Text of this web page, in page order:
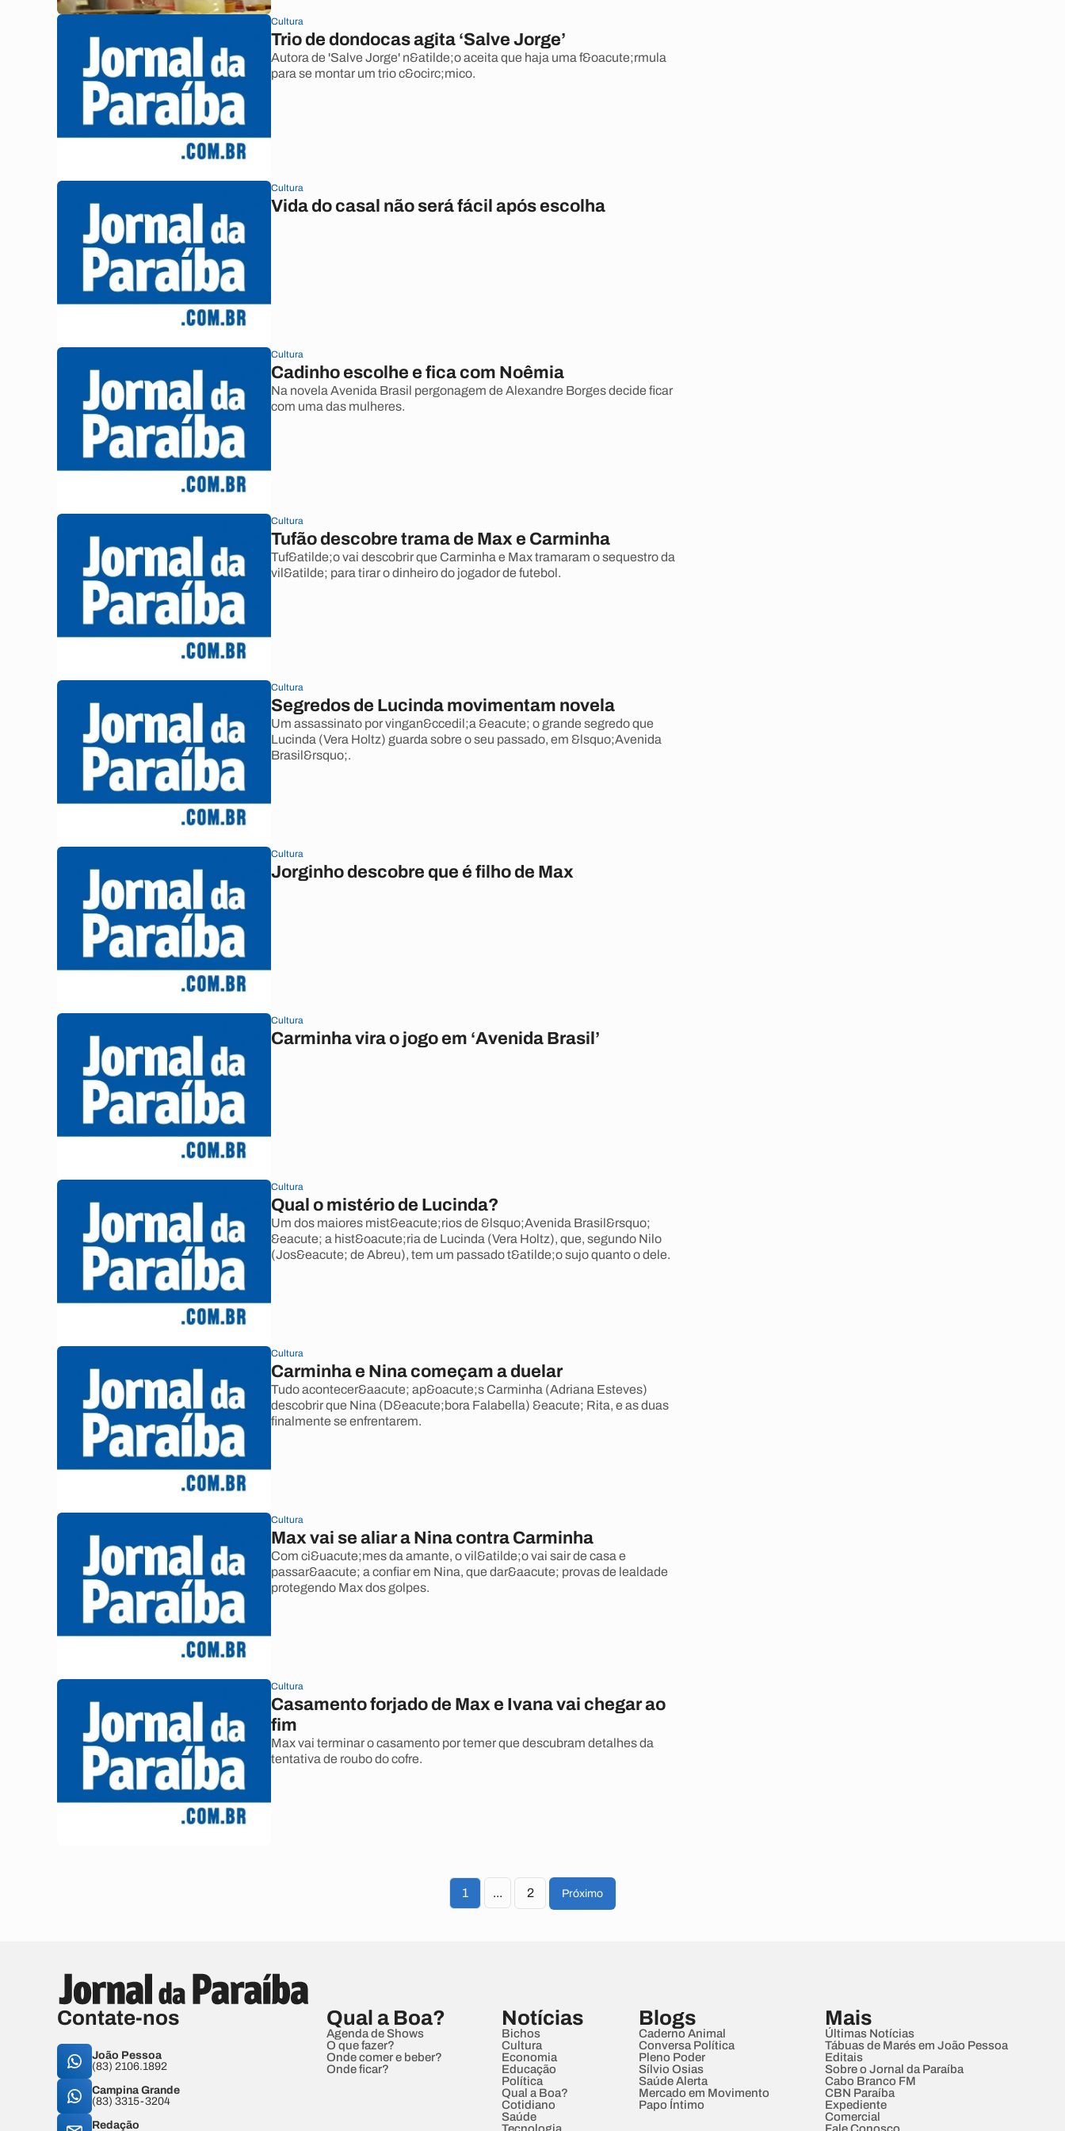
Cultura
Trio de dondocas agita ‘Salve Jorge’
Autora de 'Salve Jorge' n&atilde;o aceita que haja uma f&oacute;rmula
para se montar um trio c&ocirc;mico.
Cultura
Vida do casal não será fácil após escolha
Cultura
Cadinho escolhe e fica com Noêmia
Na novela Avenida Brasil pergonagem de Alexandre Borges decide ficar
com uma das mulheres.
Cultura
Tufão descobre trama de Max e Carminha
Tuf&atilde;o vai descobrir que Carminha e Max tramaram o sequestro da
vil&atilde; para tirar o dinheiro do jogador de futebol.
Cultura
Segredos de Lucinda movimentam novela
Um assassinato por vingan&ccedil;a &eacute; o grande segredo que
Lucinda (Vera Holtz) guarda sobre o seu passado, em &lsquo;Avenida
Brasil&rsquo;.
Cultura
Jorginho descobre que é filho de Max
Cultura
Carminha vira o jogo em ‘Avenida Brasil’
Cultura
Qual o mistério de Lucinda?
Um dos maiores mist&eacute;rios de &lsquo;Avenida Brasil&rsquo;
&eacute; a hist&oacute;ria de Lucinda (Vera Holtz), que, segundo Nilo
(Jos&eacute; de Abreu), tem um passado t&atilde;o sujo quanto o dele.
Cultura
Carminha e Nina começam a duelar
Tudo acontecer&aacute; ap&oacute;s Carminha (Adriana Esteves)
descobrir que Nina (D&eacute;bora Falabella) &eacute; Rita, e as duas
finalmente se enfrentarem.
Cultura
Max vai se aliar a Nina contra Carminha
Com ci&uacute;mes da amante, o vil&atilde;o vai sair de casa e
passar&aacute; a confiar em Nina, que dar&aacute; provas de lealdade
protegendo Max dos golpes.
Cultura
Casamento forjado de Max e Ivana vai chegar ao
fim
Max vai terminar o casamento por temer que descubram detalhes da
tentativa de roubo do cofre.
1 ... 2 Próximo
Contate-nos
João Pessoa
(83) 2106.1892
Campina Grande
(83) 3315-3204
Redação
Qual a Boa?
Agenda de Shows
O que fazer?
Onde comer e beber?
Onde ficar?
Notícias
Bichos
Cultura
Economia
Educação
Política
Qual a Boa?
Cotidiano
Saúde
Blogs
Caderno Animal
Conversa Política
Pleno Poder
Sílvio Osias
Saúde Alerta
Mercado em Movimento
Papo Íntimo
Mais
Últimas Notícias
Tábuas de Marés em João Pessoa
Editais
Sobre o Jornal da Paraíba
Cabo Branco FM
CBN Paraíba
Expediente
Comercial